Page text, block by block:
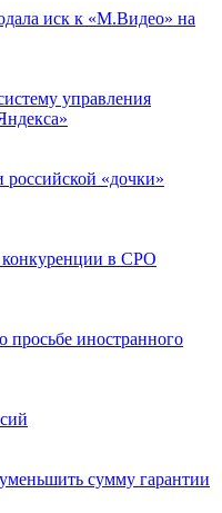
иск к «М.Видео» на
управления
«дочки»
в СРО
просьбе иностранного
сумму гарантии